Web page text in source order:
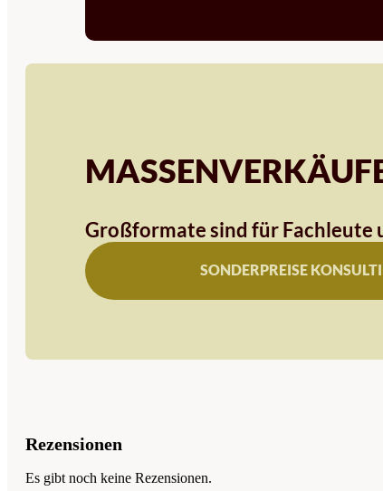
Großformate sind für Fachleute
SONDERPREISE
Rezensionen
Es gibt noch keine Rezensionen.